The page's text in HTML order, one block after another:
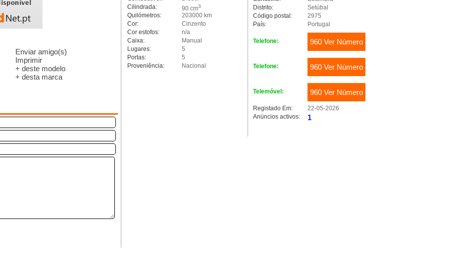
Enviar amigo(s)
Imprimir
+ deste modelo
+ desta marca
Cilindrada:
90 cm3
Quilómetros:
203000 km
Cor:
Cinzento
Cor estofos:
n/a
Caixa:
Manual
Lugares:
5
Portas:
5
Proveniência:
Nacional
Distrito:
Setúbal
Código postal:
2975
País:
Portugal
Telefone: 960 Ver Número
Telefone: 960 Ver Número
Telemóvel: 960 Ver Número
Registado Em:
22-05-2026
Anúncios activos:
1